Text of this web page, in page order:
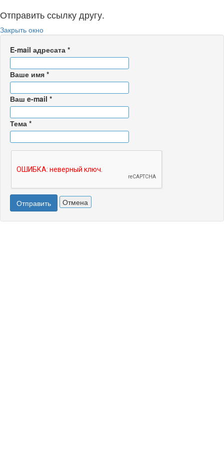
Отправить ссылку другу.
Закрыть окно
E-mail адресата *
Ваше имя *
Ваш e-mail *
Тема *
Отправить Отмена